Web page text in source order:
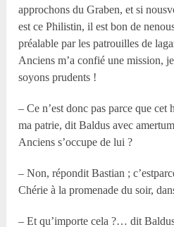
approchons du Graben, et si
est ce Philistin, il est bon de
préalable par les patrouilles de
Anciens m’a confié une mission,
soyons prudents !
– Ce n’est donc pas parce que cet
ma patrie, dit Baldus avec
Anciens s’occupe de lui ?
– Non, répondit Bastian ;
Chérie à la promenade du soir,
– Et qu’importe cela ?… dit